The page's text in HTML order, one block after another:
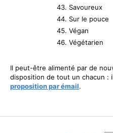
Savoureux
Sur le pouce
Végan
Végétarien
Il peut-être alimenté par de
disposition de tout un chacun :
proposition par émail.